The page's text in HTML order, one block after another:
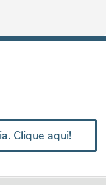
Clique aqui!